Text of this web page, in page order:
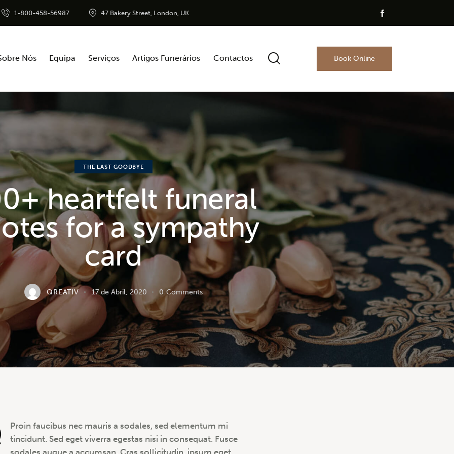
1-800-458-56987 47 Bakery Street, London, UK
Nós Equipa Serviços Artigos Funerários Contactos Book Online
THE LAST GOODBYE
heartfelt funeral
for a sympathy
card
QREATIV 17 de Abril, 2020 0 Comments
Proin faucibus nec mauris a sodales, sed elementum mi
tincidunt. Sed eget viverra egestas nisi in consequat. Fusce
sodales augue a accumsan. Cras sollicitudin, ipsum eget